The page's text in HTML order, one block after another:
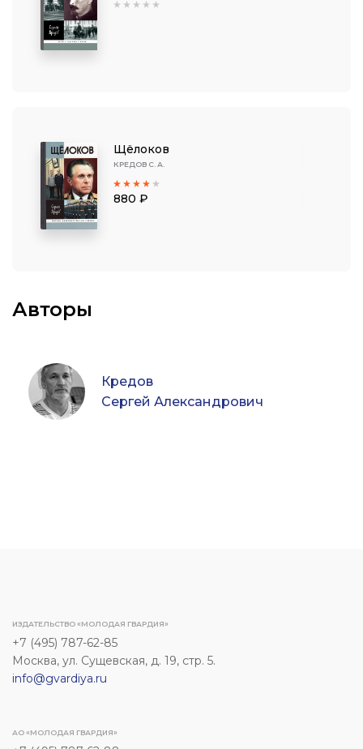
Щёлоков
КРЕДОВ С. А.
880 ₽
Авторы
Кредов
Сергей Александрович
ИЗДАТЕЛЬСТВО «МОЛОДАЯ ГВАРДИЯ»
+7 (495) 787-62-85
Москва, ул. Сущевская, д. 19, стр. 5.
info@gvardiya.ru
АО «МОЛОДАЯ ГВАРДИЯ»